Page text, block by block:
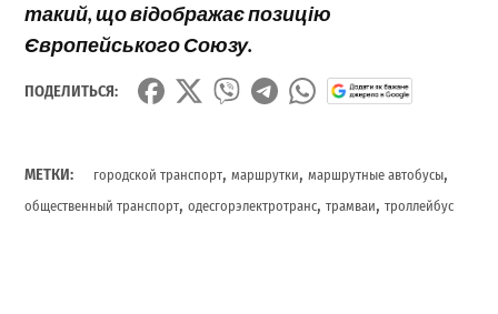
такий, що відображає позицію
Європейського Союзу.
ПОДЕЛИТЬСЯ:
МЕТКИ: городской транспорт,маршрутки,маршрутные автобусы,
общественный транспорт,одесгорэлектротранс,трамваи,троллейбус